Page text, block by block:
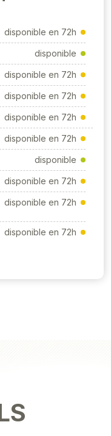
disponible en 72h
disponible
disponible en 72h
disponible en 72h
disponible en 72h
disponible en 72h
disponible
disponible en 72h
disponible en 72h
disponible en 72h